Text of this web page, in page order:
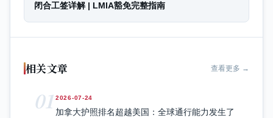
闭合工签详解 | LMIA豁免完整指南
相关文章 查看更多 →
01 2026-07-24
加拿大护照排名超越美国：全球通行能力发生了